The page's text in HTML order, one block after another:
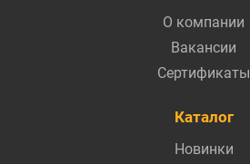
О компании
Вакансии
Сертификаты
Каталог
Новинки